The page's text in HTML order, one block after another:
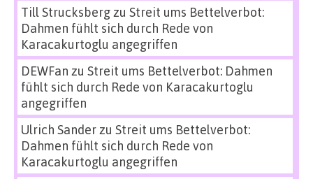
Till Strucksbergzu Streit ums Bettelverbot:
Dahmen fühlt sich durch Rede von
Karacakurtoglu angegriffen
DEWFan zu Streit ums Bettelverbot: Dahmen
fühlt sich durch Rede von Karacakurtoglu
angegriffen
Ulrich Sanderzu Streit ums Bettelverbot:
Dahmen fühlt sich durch Rede von
Karacakurtoglu angegriffen